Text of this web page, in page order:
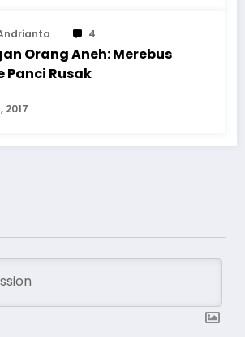
4
Orang Aneh: Merebus
Panci Rusak
2017